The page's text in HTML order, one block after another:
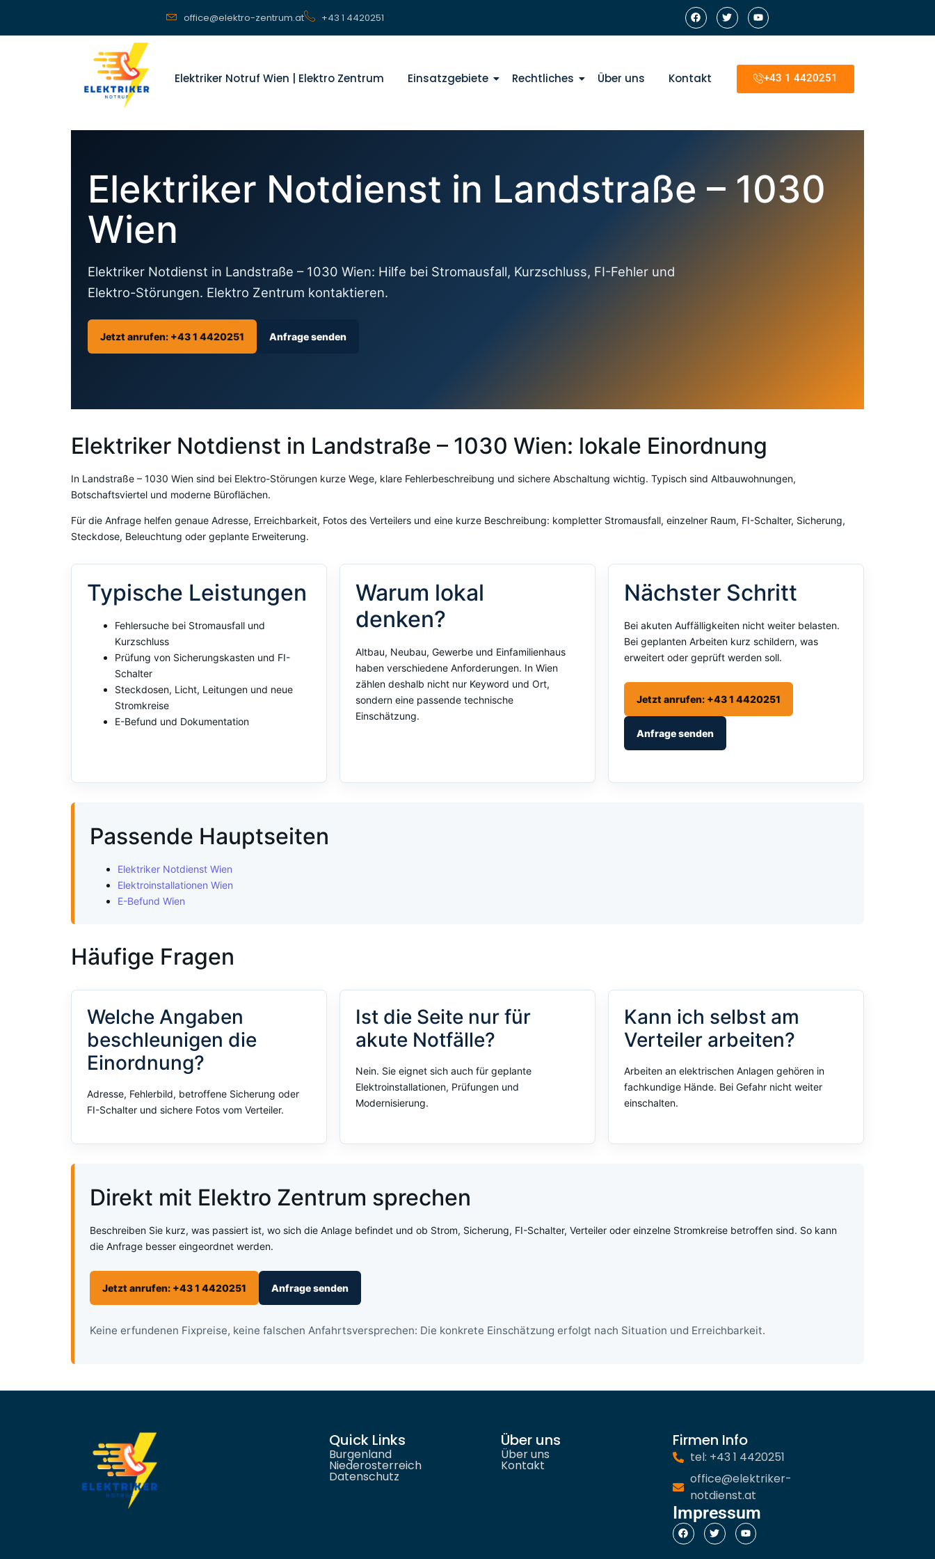
office@elektro-zentrum.at +43 1 4420251
Elektriker Notruf Wien | Elektro Zentrum Einsatzgebiete Rechtliches Über uns Kontakt +43 1 4420251
Elektriker Notdienst in Landstraße – 1030
Wien
Elektriker Notdienst in Landstraße – 1030 Wien: Hilfe bei Stromausfall, Kurzschluss, FI-Fehler und
Elektro-Störungen. Elektro Zentrum kontaktieren.
Jetzt anrufen: +43 1 4420251 Anfrage senden
Elektriker Notdienst in Landstraße – 1030 Wien: lokale Einordnung
In Landstraße – 1030 Wien sind bei Elektro-Störungen kurze Wege, klare Fehlerbeschreibung und sichere Abschaltung wichtig. Typisch sind Altbauwohnungen,
Botschaftsviertel und moderne Büroflächen.
Für die Anfrage helfen genaue Adresse, Erreichbarkeit, Fotos des Verteilers und eine kurze Beschreibung: kompletter Stromausfall, einzelner Raum, FI-Schalter, Sicherung,
Steckdose, Beleuchtung oder geplante Erweiterung.
Typische Leistungen
Fehlersuche bei Stromausfall und
Kurzschluss
Prüfung von Sicherungskasten und FI-
Schalter
Steckdosen, Licht, Leitungen und neue
Stromkreise
E-Befund und Dokumentation
Warum lokal
denken?
Altbau, Neubau, Gewerbe und Einfamilienhaus
haben verschiedene Anforderungen. In Wien
zählen deshalb nicht nur Keyword und Ort,
sondern eine passende technische
Einschätzung.
Nächster Schritt
Bei akuten Auffälligkeiten nicht weiter belasten.
Bei geplanten Arbeiten kurz schildern, was
erweitert oder geprüft werden soll.
Jetzt anrufen: +43 1 4420251
Anfrage senden
Passende Hauptseiten
Elektriker Notdienst Wien
Elektroinstallationen Wien
E-Befund Wien
Häufige Fragen
Welche Angaben
beschleunigen die
Einordnung?
Adresse, Fehlerbild, betroffene Sicherung oder
FI-Schalter und sichere Fotos vom Verteiler.
Ist die Seite nur für
akute Notfälle?
Nein. Sie eignet sich auch für geplante
Elektroinstallationen, Prüfungen und
Modernisierung.
Kann ich selbst am
Verteiler arbeiten?
Arbeiten an elektrischen Anlagen gehören in
fachkundige Hände. Bei Gefahr nicht weiter
einschalten.
Direkt mit Elektro Zentrum sprechen
Beschreiben Sie kurz, was passiert ist, wo sich die Anlage befindet und ob Strom, Sicherung, FI-Schalter, Verteiler oder einzelne Stromkreise betroffen sind. So kann
die Anfrage besser eingeordnet werden.
Jetzt anrufen: +43 1 4420251 Anfrage senden
Keine erfundenen Fixpreise, keine falschen Anfahrtsversprechen: Die konkrete Einschätzung erfolgt nach Situation und Erreichbarkeit.
Quick Links
Burgenland
Niederosterreich
Datenschutz
Über uns
Über uns
Kontakt
Firmen Info
tel: +43 1 4420251
office@elektriker-
notdienst.at
Impressum